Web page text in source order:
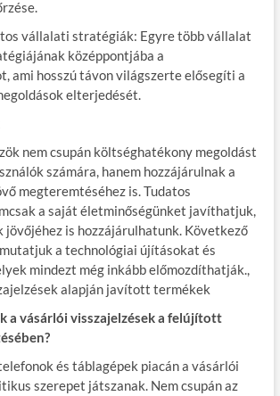
vállalati stratégiák: Egyre több vállalat
középpontjába a
ami hosszú távon világszerte elősegíti a
elterjedését.
nem csupán költséghatékony megoldást
számára, hanem hozzájárulnak a
megteremtéséhez is. Tudatos
a saját életminőségünket javíthatjuk,
jövőjéhez is hozzájárulhatunk. Következő
a technológiai újításokat és
mindezt még inkább előmozdíthatják.,
alapján javított termékek
a vásárlói visszajelzések a felújított
és táblagépek piacán a vásárlói
szerepet játszanak. Nem csupán az